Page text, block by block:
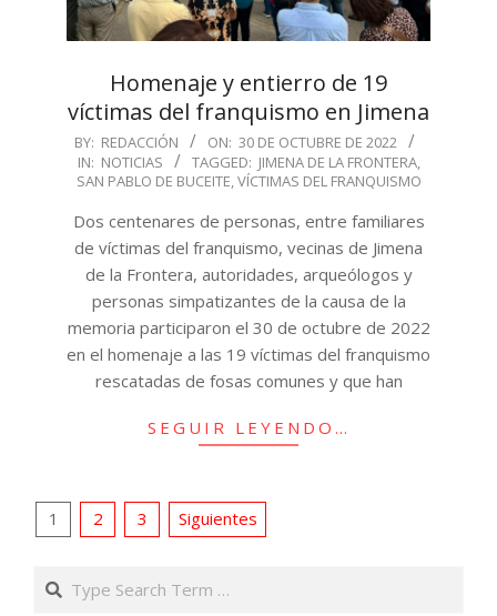
Homenaje y entierro de 19
víctimas del franquismo en Jimena
2022-
10-
30
BY: REDACCIÓN ON: 30 DE OCTUBRE DE 2022
IN: NOTICIAS TAGGED: JIMENA DE LA FRONTERA,
SAN PABLO DE BUCEITE,VÍCTIMAS DEL FRANQUISMO
Dos centenares de personas, entre familiares
de víctimas del franquismo, vecinas de Jimena
de la Frontera, autoridades, arqueólogos y
personas simpatizantes de la causa de la
memoria participaron el 30 de octubre de 2022
en el homenaje a las 19 víctimas del franquismo
rescatadas de fosas comunes y que han
SEGUIR LEYENDO…
Paginación
entradas
1 2 3 Siguientes
Search